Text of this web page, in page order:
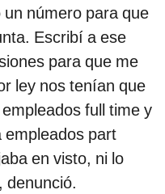
número para que
Escribí a ese
para que me
ley nos tenían que
full time y
empleados part
en visto, ni lo
denunció.